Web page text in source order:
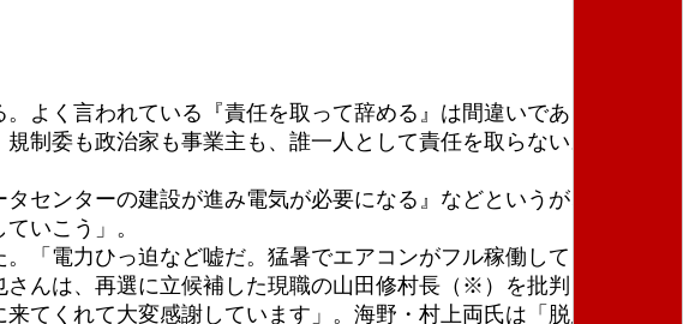
く言われている『責任を取って辞める』は間違いである。『責
制委も政治家も事業主も、誰一人として責任を取らない。私たち
センターの建設が進み電気が必要になる』などというが、ならば
いこう」。
電力ひっ迫など嘘だ。猛暑でエアコンがフル稼働しても電気は
んは、再選に立候補した現職の山田修村長（※）を批判した。
てくれて大変感謝しています」。海野・村上両氏は「脱原発をめ